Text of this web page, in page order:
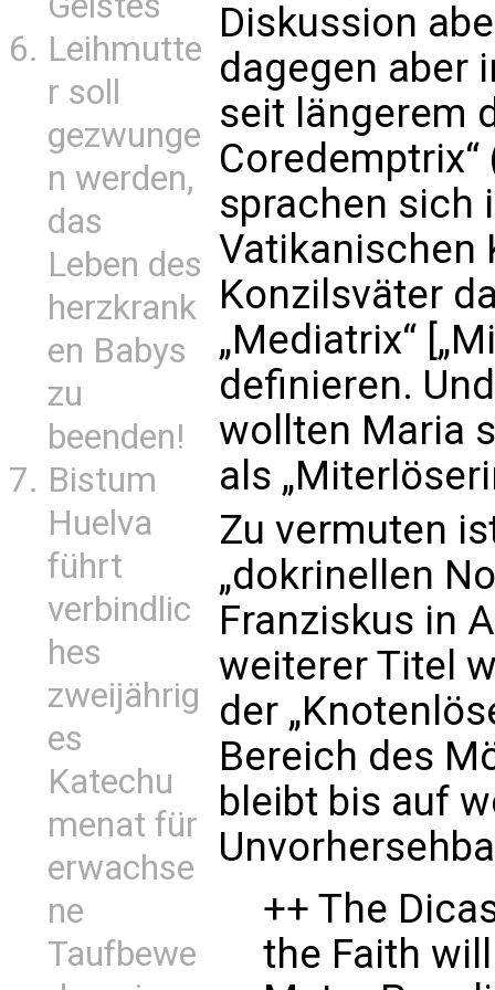
Leihmutte
r soll
gezwunge
n werden,
das
Leben des
herzkrank
en Babys
zu
beenden!
Bistum
Huelva
führt
verbindlic
hes
zweijährig
es
Katechu
menat für
erwachse
ne
Taufbewe
Diskussion
dagegen aber
seit längerem
sprachen sich
Vatikanischen
Konzilsväter
„Mediatrix“
definieren.
wollten Maria
als
Zu vermuten
„dokrinellen
Franziskus in
weiterer Titel
der
Bereich des
bleibt bis auf
++ The
the Faith